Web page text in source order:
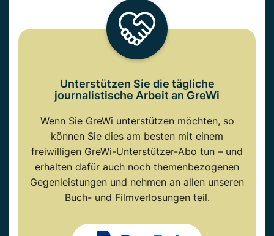
Unterstützen Sie die tägliche
journalistische Arbeit an GreWi
Wenn Sie GreWi unterstützen möchten, so
können Sie dies am besten mit einem
freiwilligen GreWi-Unterstützer-Abo tun – und
erhalten dafür auch noch themenbezogenen
Gegenleistungen und nehmen an allen unseren
Buch- und Filmverlosungen teil.